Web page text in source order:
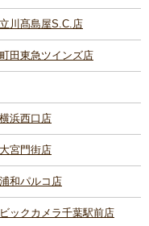
川髙島屋S.C.店
田東急ツインズ店
浜西口店
宮門街店
和パルコ店
ックカメラ千葉駅前店